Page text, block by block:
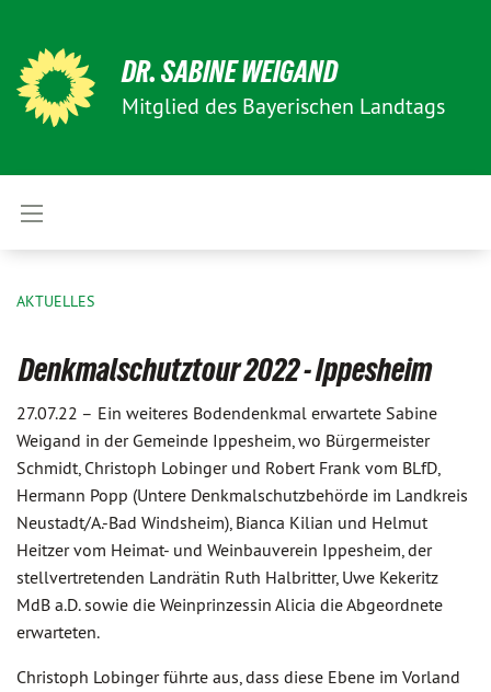
DR. SABINE WEIGAND
Mitglied des Bayerischen Landtags
AKTUELLES
Denkmalschutztour 2022 - Ippesheim
27.07.22 – Ein weiteres Bodendenkmal erwartete Sabine
Weigand in der Gemeinde Ippesheim, wo Bürgermeister
Schmidt, Christoph Lobinger und Robert Frank vom BLfD,
Hermann Popp (Untere Denkmalschutzbehörde im Landkreis
Neustadt/A.-Bad Windsheim), Bianca Kilian und Helmut
Heitzer vom Heimat- und Weinbauverein Ippesheim, der
stellvertretenden Landrätin Ruth Halbritter, Uwe Kekeritz
MdB a.D. sowie die Weinprinzessin Alicia die Abgeordnete
erwarteten.
Christoph Lobinger führte aus, dass diese Ebene im Vorland